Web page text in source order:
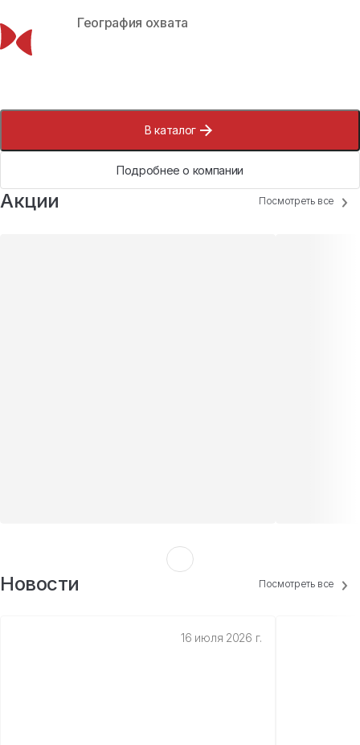
География охвата
Подробнее о компании
В каталог
Акции Посмотреть все
Новости Посмотреть все
16 июля 2026 г.